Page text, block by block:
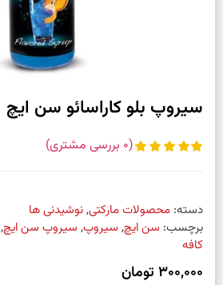
سیروپ بلو کاراسائو سن ایچ
(
0 بررسی مشتری)
دسته: محصولات مارکتی,نوشیدنی ها
برچسب: سن ایچ, سیروپ, سیروپ سن ایچ,
کافه
300,000 تومان